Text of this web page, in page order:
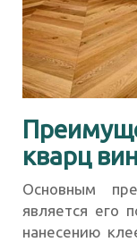
кварц
Основным
является его
нанесению